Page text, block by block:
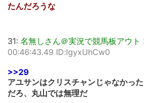
たんだろうな
31: 名無しさん＠実況で競馬板アウト
00:46:43.49 ID:lgyxUhCw0
>>29
アユサンはクリスチャンじゃなかっ
だろ、丸山では無理だ